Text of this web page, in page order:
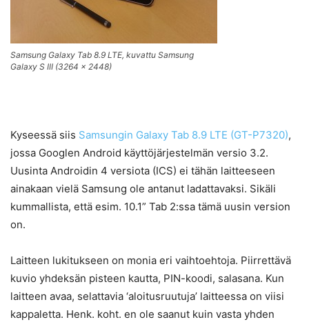
Samsung Galaxy Tab 8.9 LTE, kuvattu Samsung
Galaxy S III (3264 x 2448)
Kyseessä siis Samsungin Galaxy Tab 8.9 LTE (GT-P7320),
jossa Googlen Android käyttöjärjestelmän versio 3.2.
Uusinta Androidin 4 versiota (ICS) ei tähän laitteeseen
ainakaan vielä Samsung ole antanut ladattavaksi. Sikäli
kummallista, että esim. 10.1” Tab 2:ssa tämä uusin version
on.
Laitteen lukitukseen on monia eri vaihtoehtoja. Piirrettävä
kuvio yhdeksän pisteen kautta, PIN-koodi, salasana. Kun
laitteen avaa, selattavia ‘aloitusruutuja’ laitteessa on viisi
kappaletta. Henk. koht. en ole saanut kuin vasta yhden